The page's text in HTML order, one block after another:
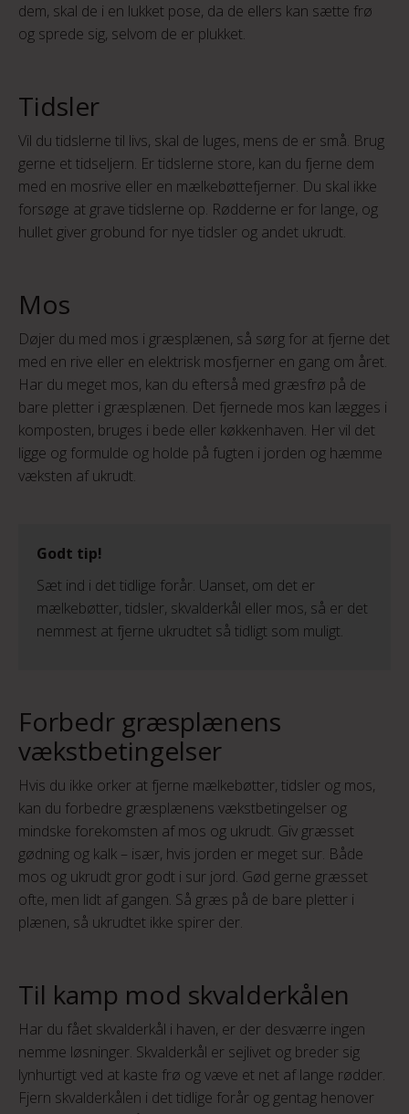
dem, skal de i en lukket pose, da de ellers kan sætte frø
og sprede sig, selvom de er plukket.
Tidsler
Vil du tidslerne til livs, skal de luges, mens de er små. Brug
gerne et tidseljern. Er tidslerne store, kan du fjerne dem
med en mosrive eller en mælkebøttefjerner. Du skal ikke
forsøge at grave tidslerne op. Rødderne er for lange, og
hullet giver grobund for nye tidsler og andet ukrudt.
Mos
Døjer du med mos i græsplænen, så sørg for at fjerne det
med en rive eller en elektrisk mosfjerner en gang om året.
Har du meget mos, kan du efterså med græsfrø på de
bare pletter i græsplænen. Det fjernede mos kan lægges i
komposten, bruges i bede eller køkkenhaven. Her vil det
ligge og formulde og holde på fugten i jorden og hæmme
væksten af ukrudt.
Godt tip!
Sæt ind i det tidlige forår. Uanset, om det er
mælkebøtter, tidsler, skvalderkål eller mos, så er det
nemmest at fjerne ukrudtet så tidligt som muligt.
Forbedr græsplænens
vækstbetingelser
Hvis du ikke orker at fjerne mælkebøtter, tidsler og mos,
kan du forbedre græsplænens vækstbetingelser og
mindske forekomsten af mos og ukrudt. Giv græsset
gødning og kalk – især, hvis jorden er meget sur. Både
mos og ukrudt gror godt i sur jord. Gød gerne græsset
ofte, men lidt af gangen. Så græs på de bare pletter i
plænen, så ukrudtet ikke spirer der.
Til kamp mod skvalderkålen
Har du fået skvalderkål i haven, er der desværre ingen
nemme løsninger. Skvalderkål er sejlivet og breder sig
lynhurtigt ved at kaste frø og væve et net af lange rødder.
Fjern skvalderkålen i det tidlige forår og gentag henover